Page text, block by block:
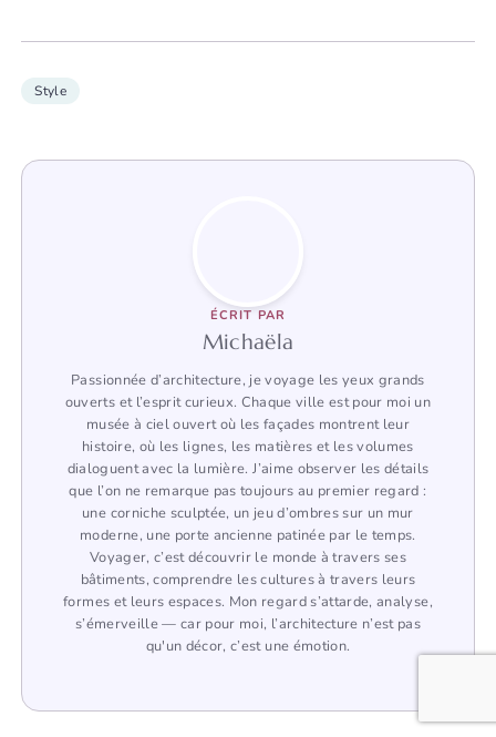
Style
ÉCRIT PAR
Michaëla
Passionnée d’architecture, je voyage les yeux grands
ouverts et l’esprit curieux. Chaque ville est pour moi un
musée à ciel ouvert où les façades montrent leur
histoire, où les lignes, les matières et les volumes
dialoguent avec la lumière. J’aime observer les détails
que l’on ne remarque pas toujours au premier regard :
une corniche sculptée, un jeu d’ombres sur un mur
moderne, une porte ancienne patinée par le temps.
Voyager, c’est découvrir le monde à travers ses
bâtiments, comprendre les cultures à travers leurs
formes et leurs espaces. Mon regard s’attarde, analyse,
s’émerveille — car pour moi, l’architecture n’est pas
qu'un décor, c’est une émotion.